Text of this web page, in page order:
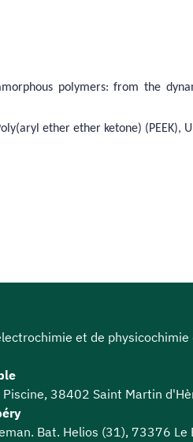
polymers: from the
ether ether ketone) (PEEK),
et de
38402 Saint Martin
Bat. Helios (31), 73376 Le